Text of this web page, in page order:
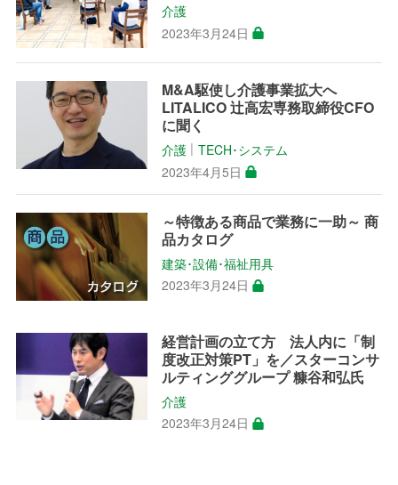
介護
2023年3月24日
M&A駆使し介護事業拡大へ
LITALICO 辻高宏専務取締役CFO
に聞く
介護 │TECH･システム
2023年4月5日
～特徴ある商品で業務に一助～ 商
品カタログ
建築･設備･福祉用具
2023年3月24日
経営計画の立て方 法人内に「制
度改正対策PT」を／スターコンサ
ルティンググループ 糠谷和弘氏
介護
2023年3月24日